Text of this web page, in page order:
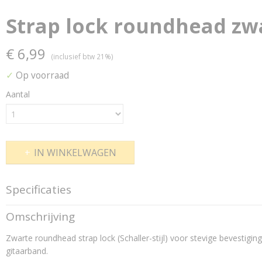
Strap lock roundhead
€ 6,99 (inclusief btw 21%)
✓ Op voorraad
Aantal
IN WINKELWAGEN
Specificaties
Productcode
C 254
Productcode leverancier
254
Omschrijving
Zwarte roundhead strap lock (Schaller-stijl) voor stevige
gitaarband.